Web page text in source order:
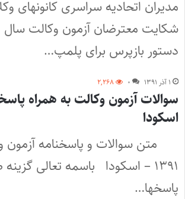
مدیران اتحادیه سراسری کانونهای
دستور بازپرس برای پلمپ…
۱ آذر ۱۳۹۱ ۰ ۲,۲۶۸
سوالات آزمون وکالت به همراه
اسکودا
متن سوالات و پاسخنامه آزمون
۱۳۹۱ – اسکودا باسمه تعالی
پاسخها…